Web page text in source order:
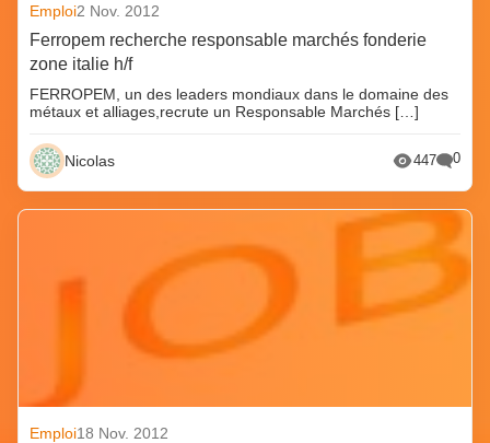
Emploi2 Nov. 2012
Ferropem recherche responsable marchés fonderie
zone italie h/f
FERROPEM, un des leaders mondiaux dans le domaine des
métaux et alliages,recrute un Responsable Marchés […]
Nicolas 447 0
Emploi18 Nov. 2012